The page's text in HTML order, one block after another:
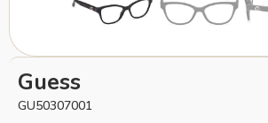
Guess
GU50307001